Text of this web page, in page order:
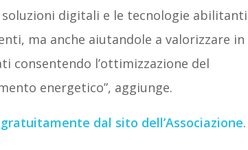
digitali e le tecnologie abilitanti
ma anche aiutandole a valorizzare in
consentendo l’ottimizzazione del
energetico”, aggiunge.
dal sito dell’Associazione.